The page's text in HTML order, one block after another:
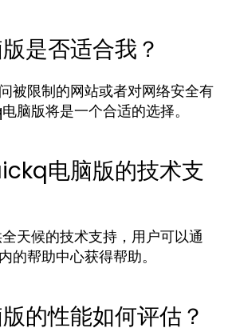
是否适合我？
被限制的网站或者对网络安全有
脑版将是一个合适的选择。
电脑版的技术支
天候的技术支持，用户可以通
的帮助中心获得帮助。
的性能如何评估？